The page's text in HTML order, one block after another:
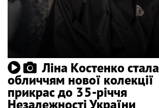
Ліна Костенко стала
обличчям нової колекції
прикрас до 35-річчя
Незалежності України